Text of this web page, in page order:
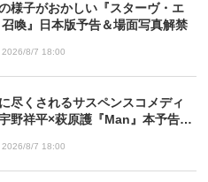
様子がおかしい『スターヴ・エ
喚』日本版予告＆場面写真解禁
2026/8/7 18:00
尽くされるサスペンスコメディ
野祥平×萩原護『Man』本予告＆
2026/8/7 18:00